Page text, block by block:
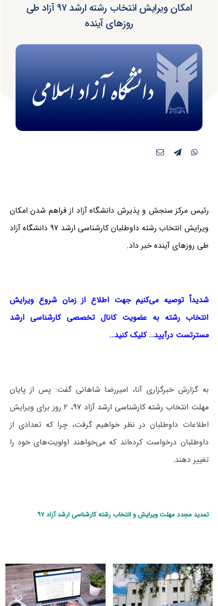
امکان ویرایش انتخاب رشته ارشد ۹۷ آزاد طی
روزهای آینده
رئیس مرکز سنجش و پذیرش دانشگاه آزاد از فراهم شدن امکان
ویرایش انتخاب رشته داوطلبان کارشناسی ارشد ۹۷ دانشگاه آزاد
طی روزهای آینده خبر داد.
شدیداً توصیه می‌کنیم جهت اطلاع از زمان شروع ویرایش
انتخاب رشته به عضویت کانال تخصصی کارشناسی ارشد
مسترتست درآیید… کلیک کنید…
به گزارش خبرگزاری آنا، امیررضا شاهانی گفت: پس از پایان
مهلت انتخاب رشته کارشناسی ارشد آزاد ۹۷
، ۲ روز برای ویرایش
اطلاعات داوطلبان در نظر خواهیم گرفت، چرا که تعدادی از
داوطلبان درخواست کرده‌اند که می‌خواهند اولویت‌های خود را
تغییر دهند.
تمدید مجدد مهلت ویرایش و انتخاب رشته کارشناسی ارشد آزاد ۹۷